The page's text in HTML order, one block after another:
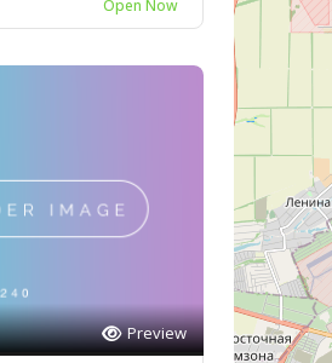
Open Now
Preview